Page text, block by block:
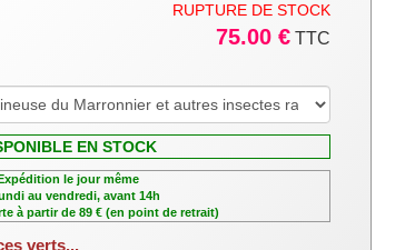
les
de
de
des
RUPTURE DE STOCK
75.00 € TTC
EN STOCK
le jour même
au vendredi, avant 14h
à partir de 89 € (en point de retrait)
verts...